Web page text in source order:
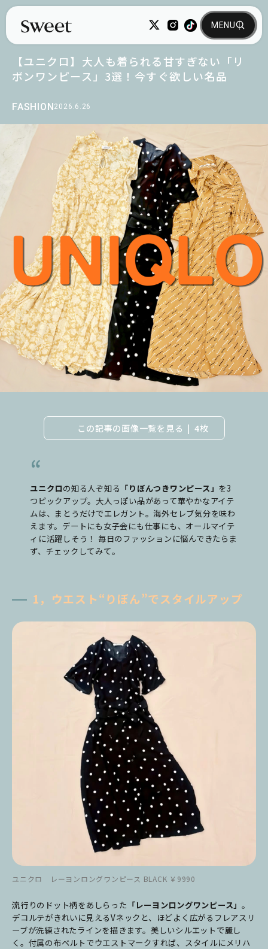
FASHION2026.6.26
【ユニクロ】大人も着られる甘すぎない「リ
ボンワンピース」3選！今すぐ欲しい名品
この記事の画像一覧を見る 4枚
ユニクロの知る人ぞ知る 「りぼんつきワンピース」 を3
つピックアップ。大人っぽい品があって華やかなアイテ
ムは、まとうだけでエレガント。海外セレブ気分を味わ
えます。デートにも女子会にも仕事にも、オールマイテ
ィに活躍しそう！ 毎日のファッションに悩んできたらま
ず、チェックしてみて。
1，ウエスト“りぼん”でスタイルアップ
ユニクロ レーヨンロングワンピース BLACK ￥9990
流行りのドット柄をあしらった 「レーヨンロングワンピース」 。
デコルテがきれいに見えるVネックと、ほどよく広がるフレアスリ
ーブが洗練されたラインを描きます。美しいシルエットで麗し
く。付属の布ベルトでウエストマークすれば、スタイルにメリハ